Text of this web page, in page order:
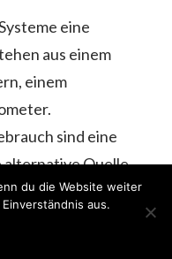
eine
aus einem
einem
sind eine
alternative Quelle
Sie sind
in wenigen
du die Website weiter
aus.